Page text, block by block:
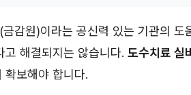
감원)이라는 공신력 있는 기관의 도
해결되지는 않습니다. 도수치료 실
확보해야 합니다.